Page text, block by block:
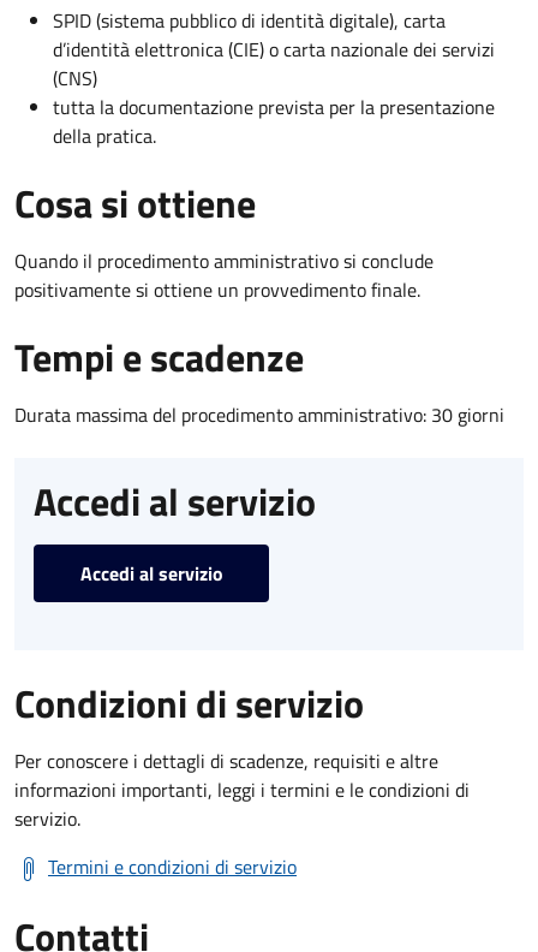
SPID (sistema pubblico di identità digitale), carta
d’identità elettronica (CIE) o carta nazionale dei servizi
(CNS)
tutta la documentazione prevista per la presentazione
della pratica.
Cosa si ottiene
Quando il procedimento amministrativo si conclude
positivamente si ottiene un provvedimento finale.
Tempi e scadenze
Durata massima del procedimento amministrativo: 30 giorni
Accedi al servizio
Accedi al servizio
Condizioni di servizio
Per conoscere i dettagli di scadenze, requisiti e altre
informazioni importanti, leggi i termini e le condizioni di
servizio.
Termini e condizioni di servizio
Contatti